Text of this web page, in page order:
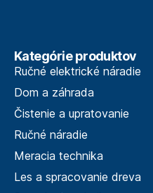
Kategórie produktov
Ručné elektrické náradie
Dom a záhrada
Čistenie a upratovanie
Ručné náradie
Meracia technika
Les a spracovanie dreva